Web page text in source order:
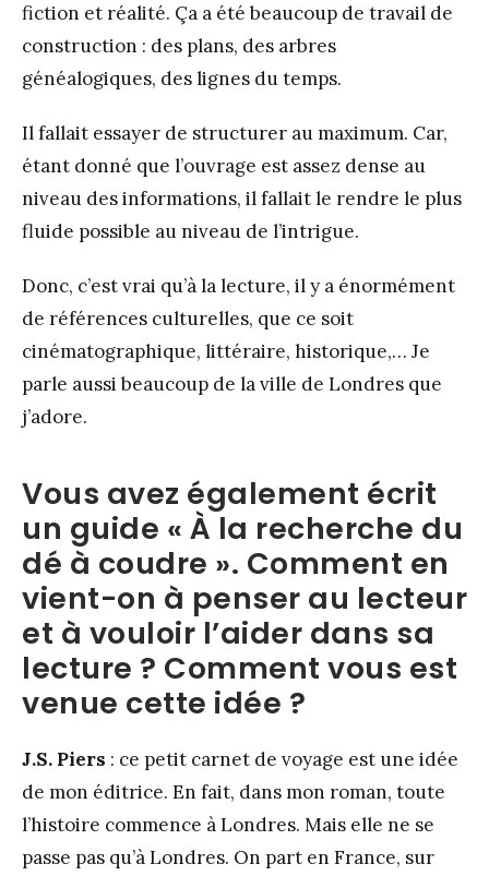
fiction et réalité. Ça a été beaucoup de travail de
construction : des plans, des arbres
généalogiques, des lignes du temps.
Il fallait essayer de structurer au maximum. Car,
étant donné que l’ouvrage est assez dense au
niveau des informations, il fallait le rendre le plus
fluide possible au niveau de l’intrigue.
Donc, c’est vrai qu’à la lecture, il y a énormément
de références culturelles, que ce soit
cinématographique, littéraire, historique,… Je
parle aussi beaucoup de la ville de Londres que
j’adore.
Vous avez également écrit
un guide « À la recherche du
dé à coudre ». Comment en
vient-on à penser au lecteur
et à vouloir l’aider dans sa
lecture ? Comment vous est
venue cette idée ?
J.S. Piers : ce petit carnet de voyage est une idée
de mon éditrice. En fait, dans mon roman, toute
l’histoire commence à Londres. Mais elle ne se
passe pas qu’à Londres. On part en France, sur